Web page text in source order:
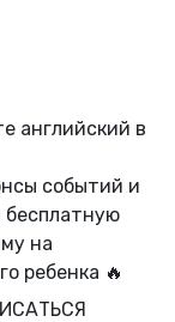
английский в
событий и
бесплатную
на
ребенка 🔥